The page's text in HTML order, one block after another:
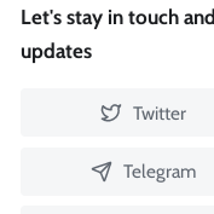
Let's stay in touch
updates
Twitter
Telegram